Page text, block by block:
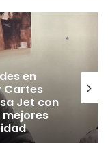
en
Cartes
Jet con